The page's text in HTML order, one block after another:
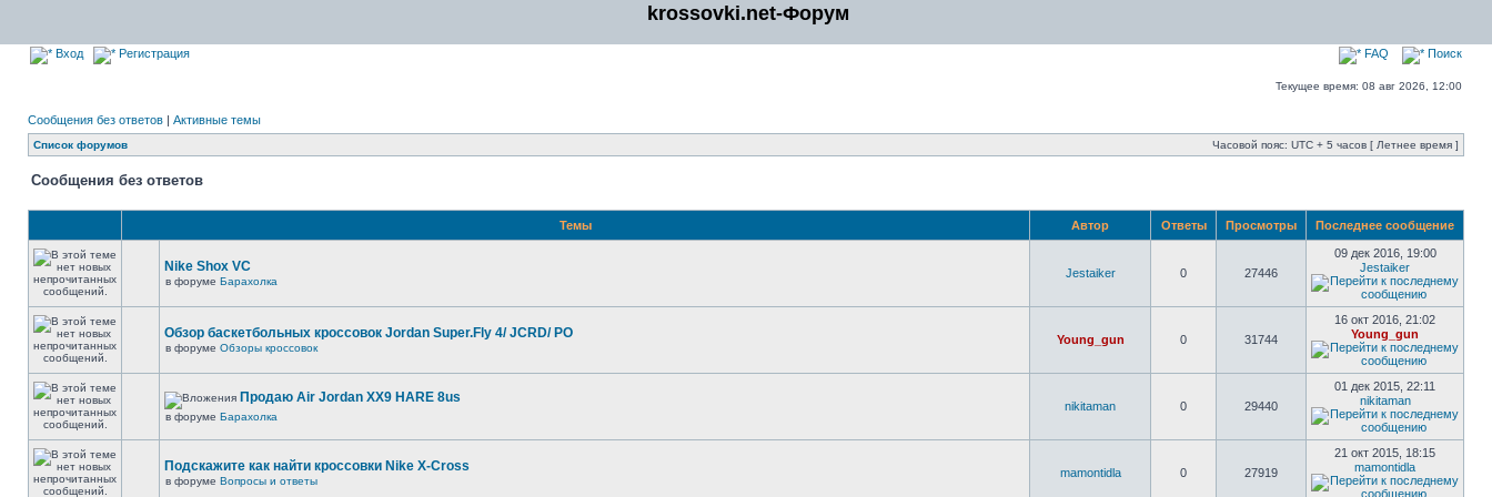
krossovki.net-Форум
Вход Регистрация FAQ Поиск
Текущее время: 08 авг 2026, 12:00
Сообщения без ответов | Активные темы
Список форумов Часовой пояс: UTC + 5 часов [ Летнее время ]
Сообщения без ответов
Темы Автор Ответы Просмотры Последнее сообщение
Nike Shox VC
в форуме Барахолка
Jestaiker 0 27446
09 дек 2016, 19:00
Jestaiker
Обзор баскетбольных кроссовок Jordan Super.Fly 4/ JCRD/ PO
в форуме Обзоры кроссовок
Young_gun 0 31744
16 окт 2016, 21:02
Young_gun
Продаю Air Jordan XX9 HARE 8us
в форуме Барахолка
nikitaman 0 29440
01 дек 2015, 22:11
nikitaman
Подскажите как найти кроссовки Nike X-Cross
в форуме Вопросы и ответы
mamontidla 0 27919
21 окт 2015, 18:15
mamontidla